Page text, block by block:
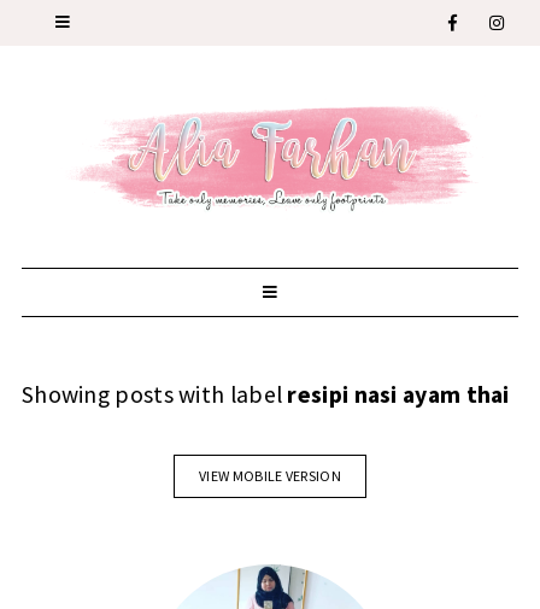
Showing posts with label resipi nasi ayam thai
VIEW MOBILE VERSION